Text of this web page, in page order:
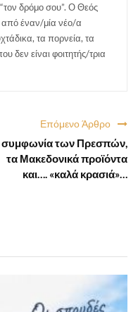
δρόμο σου”. Ο Θεός
από έναν/μία νέο/α
τα πορνεία, τα
δεν είναι φοιτητής/τρια
Επόμενο Άρθρο
των Πρεσπών,
τα Μακεδονικά προϊόντα
και…. «καλά κρασιά»…